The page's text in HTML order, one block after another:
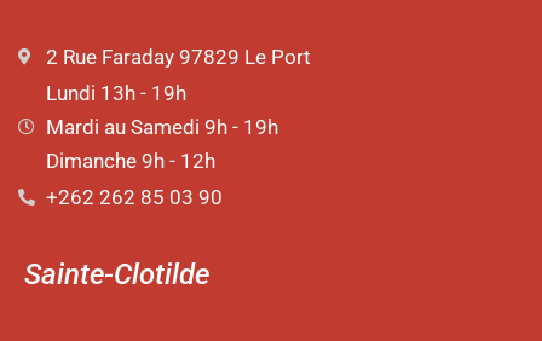
2 Rue Faraday 97829 Le Port
Lundi 13h - 19h
Mardi au Samedi 9h - 19h
Dimanche 9h - 12h
+262 262 85 03 90
Sainte-Clotilde